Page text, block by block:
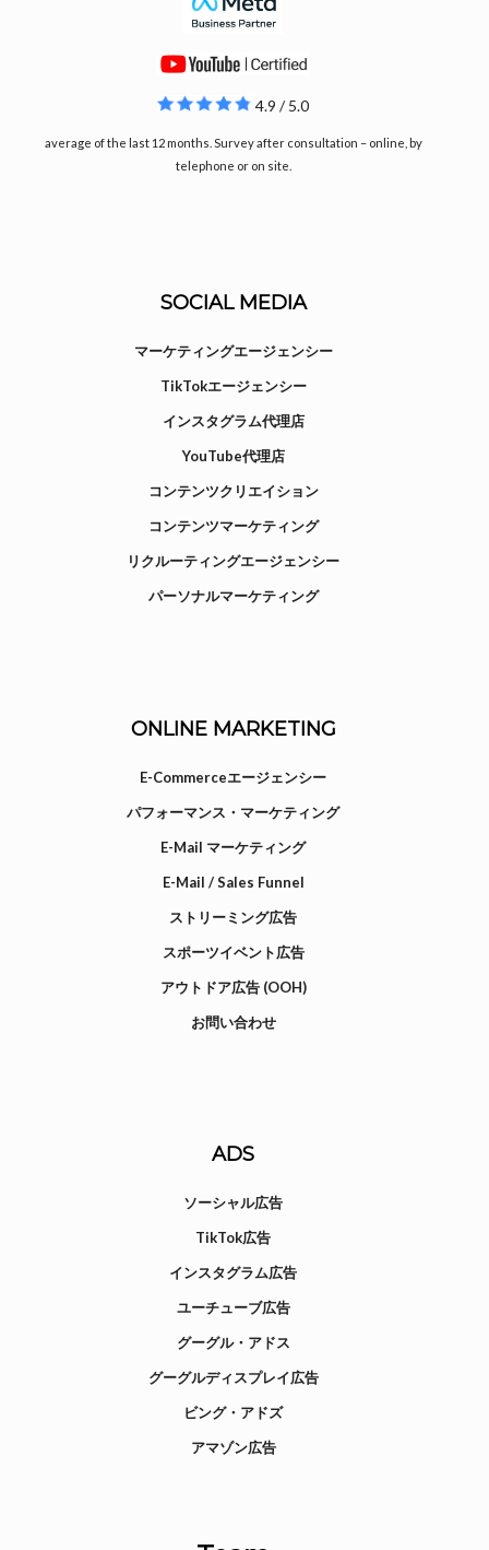
4.9 / 5.0
average of the last 12 months. Survey after consultation – online, by
telephone or on site.
SOCIAL MEDIA
マーケティングエージェンシー
TikTokエージェンシー
インスタグラム代理店
YouTube代理店
コンテンツクリエイション
コンテンツマーケティング
リクルーティングエージェンシー
パーソナルマーケティング
ONLINE MARKETING
E-Commerceエージェンシー
パフォーマンス・マーケティング
E-Mail マーケティング
E-Mail / Sales Funnel
ストリーミング広告
スポーツイベント広告
アウトドア広告 (OOH)
お問い合わせ
ADS
ソーシャル広告
TikTok広告
インスタグラム広告
ユーチューブ広告
グーグル・アドス
グーグルディスプレイ広告
ビング・アドズ
アマゾン広告